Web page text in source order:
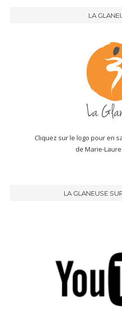
LA
Cliquez sur le logo pour en
de Marie-
LA GLANEUSE